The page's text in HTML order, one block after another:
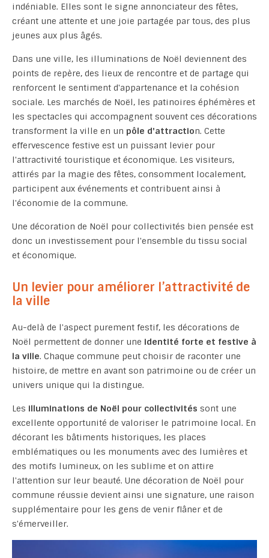
indéniable. Elles sont le signe annonciateur des fêtes,
créant une attente et une joie partagée par tous, des plus
jeunes aux plus âgés.
Dans une ville, les illuminations de Noël deviennent des
points de repère, des lieux de rencontre et de partage qui
renforcent le sentiment d'appartenance et la cohésion
sociale. Les marchés de Noël, les patinoires éphémères et
les spectacles qui accompagnent souvent ces décorations
transforment la ville en un pôle d'attraction. Cette
effervescence festive est un puissant levier pour
l'attractivité touristique et économique. Les visiteurs,
attirés par la magie des fêtes, consomment localement,
participent aux événements et contribuent ainsi à
l'économie de la commune.
Une décoration de Noël pour collectivités bien pensée est
donc un investissement pour l'ensemble du tissu social
et économique.
Un levier pour améliorer l’attractivité de
la ville
Au-delà de l'aspect purement festif, les décorations de
Noël permettent de donner une identité forte et festive à
la ville. Chaque commune peut choisir de raconter une
histoire, de mettre en avant son patrimoine ou de créer un
univers unique qui la distingue.
Les illuminations de Noël pour collectivités sont une
excellente opportunité de valoriser le patrimoine local. En
décorant les bâtiments historiques, les places
emblématiques ou les monuments avec des lumières et
des motifs lumineux, on les sublime et on attire
l'attention sur leur beauté. Une décoration de Noël pour
commune réussie devient ainsi une signature, une raison
supplémentaire pour les gens de venir flâner et de
s'émerveiller.